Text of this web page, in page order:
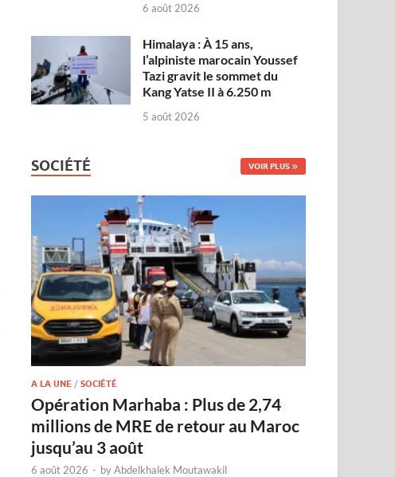
6 août 2026
Himalaya : À 15 ans,
l’alpiniste marocain Youssef
Tazi gravit le sommet du
Kang Yatse II à 6.250 m
5 août 2026
SOCIÉTÉ VOIR PLUS
A LA UNE /SOCIÉTÉ
Opération Marhaba : Plus de 2,74
millions de MRE de retour au Maroc
jusqu’au 3 août
6 août 2026 - byAbdelkhalek Moutawakil